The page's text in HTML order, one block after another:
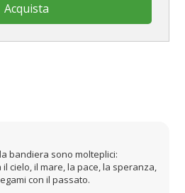
Acquista
bandiera sono molteplici:
cielo, il mare, la pace, la speranza,
con il passato.